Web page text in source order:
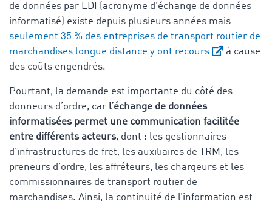
de données par EDI (acronyme d’échange de données
informatisé) existe depuis plusieurs années mais
seulement 35 % des entreprises de transport routier de
marchandises longue distance y ont recours
à cause
des coûts engendrés.
Pourtant, la demande est importante du côté des
donneurs d’ordre, car l’échange de données
informatisées permet une communication facilitée
entre différents acteurs, dont : les gestionnaires
d’infrastructures de fret, les auxiliaires de TRM, les
preneurs d’ordre, les affréteurs, les chargeurs et les
commissionnaires de transport routier de
marchandises. Ainsi, la continuité de l’information est